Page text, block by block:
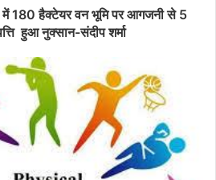
180 हैक्टेयर वन भूमि पर आगजनी से 5
हुआ नुक्सान-संदीप शर्मा